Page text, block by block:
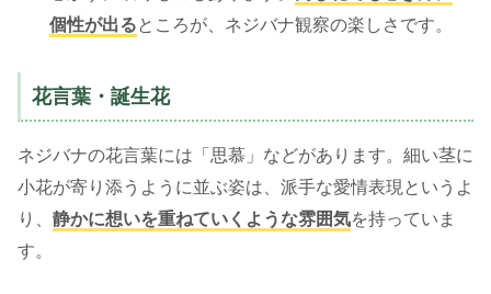
個性が出るところが、ネジバナ観察の楽しさです。
花言葉・誕生花
ネジバナの花言葉には「思慕」などがあります。細い茎に
小花が寄り添うように並ぶ姿は、派手な愛情表現というよ
り、 静かに想いを重ねていくような雰囲気を持っていま
す。